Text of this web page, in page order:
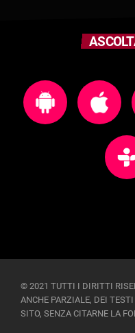
© 2021 TUTTI I DIRITTI
ANCHE PARZIALE, DEI
SITO, SENZA CITARNE LA